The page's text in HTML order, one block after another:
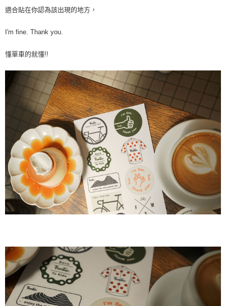
適合貼在你認為該出現的地方，
I'm fine. Thank you.
懂單車的就懂!!